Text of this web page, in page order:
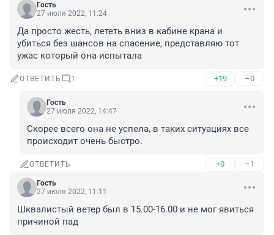
Гость
27 июля 2022, 11:24
Да просто жесть, лететь вниз в кабине крана и
убиться без шансов на спасение, представляю тот
ужас который она испытала
ОТВЕТИТЬ 1 +19 –0
Гость
27 июля 2022, 14:47
Скорее всего она не успела, в таких ситуациях все
происходит очень быстро.
ОТВЕТИТЬ +0 –1
Гость
27 июля 2022, 11:11
Шквалистый ветер был в 15.00-16.00 и не мог явиться
причиной пад